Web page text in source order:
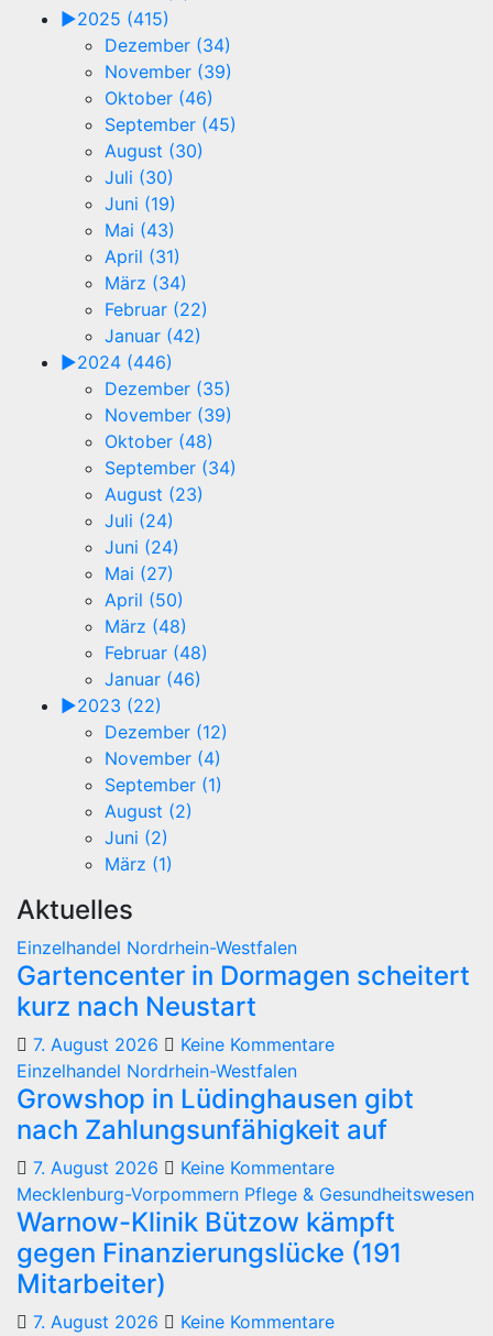
►2025 (415)
Dezember (34)
November (39)
Oktober (46)
September (45)
August (30)
Juli (30)
Juni (19)
Mai (43)
April (31)
März (34)
Februar (22)
Januar (42)
►2024 (446)
Dezember (35)
November (39)
Oktober (48)
September (34)
August (23)
Juli (24)
Juni (24)
Mai (27)
April (50)
März (48)
Februar (48)
Januar (46)
►2023 (22)
Dezember (12)
November (4)
September (1)
August (2)
Juni (2)
März (1)
Aktuelles
Einzelhandel Nordrhein-Westfalen
Gartencenter in Dormagen scheitert
kurz nach Neustart
7. August 2026
Keine Kommentare
Einzelhandel Nordrhein-Westfalen
Growshop in Lüdinghausen gibt
nach Zahlungsunfähigkeit auf
7. August 2026
Keine Kommentare
Mecklenburg-Vorpommern Pflege & Gesundheitswesen
Warnow-Klinik Bützow kämpft
gegen Finanzierungslücke (191
Mitarbeiter)
7. August 2026
Keine Kommentare